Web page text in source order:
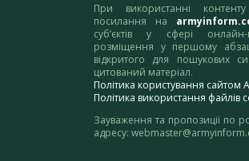
При використанні
посилання на
суб’єктів у сфері
розміщення у першому
відкритого для пошукових
цитований матеріал.
Політика користування сайтом
Політика використання файлів
Зауваження та пропозиції по
адресу: